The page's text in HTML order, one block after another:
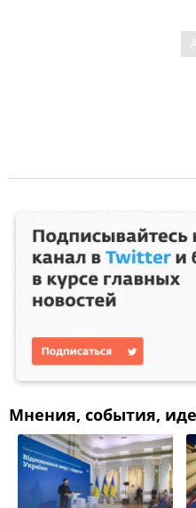
Мнения, события,